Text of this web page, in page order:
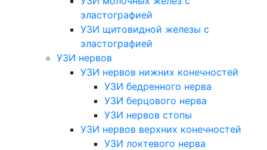
эластографией
УЗИ щитовидной железы с
эластографией
УЗИ нервов
УЗИ нервов нижних конечностей
УЗИ бедренного нерва
УЗИ берцового нерва
УЗИ нервов стопы
УЗИ нервов верхних конечностей
УЗИ локтевого нерва